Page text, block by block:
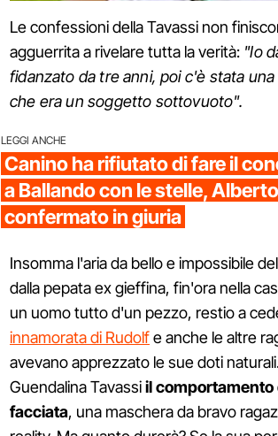
Le confessioni della Tavassi non
agguerrita a rivelare tutta la verità: "Io
fidanzato da tre anni, poi c'è stata
che era un soggetto sottovuoto".
LEGGI ANCHE
Canino ha rifiutato di fare il
a Ballando con le stelle,
confermato in giuria
Insomma l'aria da bello e impossibile
dalla pepata ex gieffina, fin'ora nella
un uomo tutto d'un pezzo, restio a
innamorata di Rudolfe anche le altre
avevano apprezzato le sue doti
Guendalina Tavassiil comportamento
facciata, una maschera da bravo